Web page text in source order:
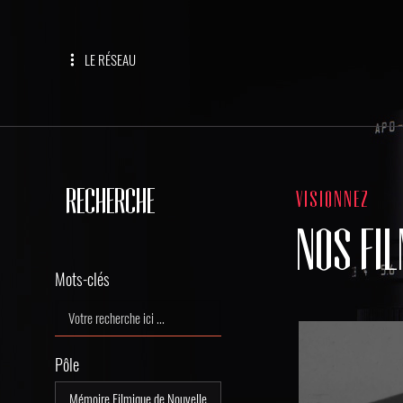
LE RÉSEAU
RECHERCHE
Mots-clés
Pôle
VISIONNEZ
NOS